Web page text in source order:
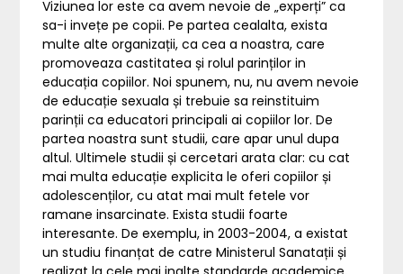
Viziunea lor este ca avem nevoie de „experți” ca
sa-i invețe pe copii. Pe partea cealalta, exista
multe alte organizații, ca cea a noastra, care
promoveaza castitatea și rolul parinților in
educația copiilor. Noi spunem, nu, nu avem nevoie
de educație sexuala și trebuie sa reinstituim
parinții ca educatori principali ai copiilor lor. De
partea noastra sunt studii, care apar unul dupa
altul. Ultimele studii și cercetari arata clar: cu cat
mai multa educație explicita le oferi copiilor și
adolescenților, cu atat mai mult fetele vor
ramane insarcinate. Exista studii foarte
interesante. De exemplu, in 2003-2004, a existat
un studiu finanțat de catre Ministerul Sanatații și